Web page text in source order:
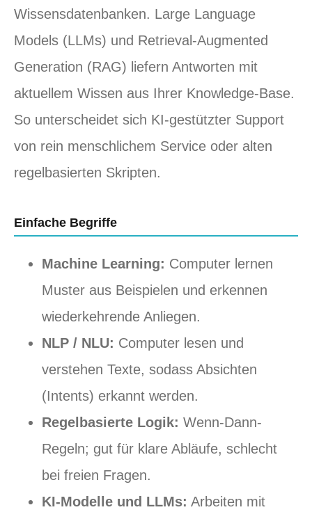
Wissensdatenbanken. Large Language
Models (LLMs) und Retrieval-Augmented
Generation (RAG) liefern Antworten mit
aktuellem Wissen aus Ihrer Knowledge-Base.
So unterscheidet sich KI-gestützter Support
von rein menschlichem Service oder alten
regelbasierten Skripten.
Einfache Begriffe
Machine Learning: Computer lernen
Muster aus Beispielen und erkennen
wiederkehrende Anliegen.
NLP / NLU: Computer lesen und
verstehen Texte, sodass Absichten
(Intents) erkannt werden.
Regelbasierte Logik: Wenn-Dann-
Regeln; gut für klare Abläufe, schlecht
bei freien Fragen.
KI-Modelle und LLMs: Arbeiten mit